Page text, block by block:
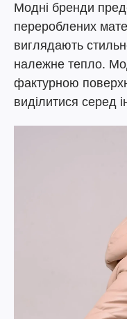
Модні бренди
перероблених
виглядають
належне тепло.
фактурною
виділитися серед